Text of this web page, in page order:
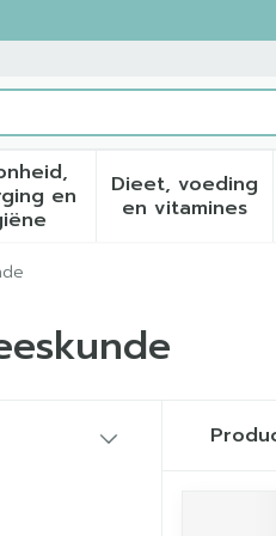
en
Toon submenu voor
Dieet, voeding
en vitamines
Toon